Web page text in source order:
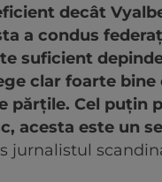
decât
a condus
suficient
clar foarte bine
părțile. Cel puțin
acesta este un
jurnalistul